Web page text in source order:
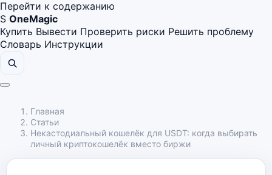
Перейти к содержанию
S OneMagic
Купить Вывести Проверить риски Решить проблему
Словарь Инструкции
Главная
Статьи
Некастодиальный кошелёк для USDT: когда выбирать
личный криптокошелёк вместо биржи